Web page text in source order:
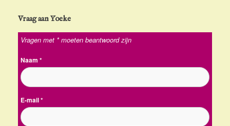
Vraag aan Yoeke
Vragen met * moeten beantwoord zijn
Naam *
E-mail*